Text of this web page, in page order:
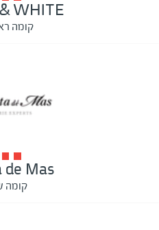
WHITE
קומה
de Mas
קומה